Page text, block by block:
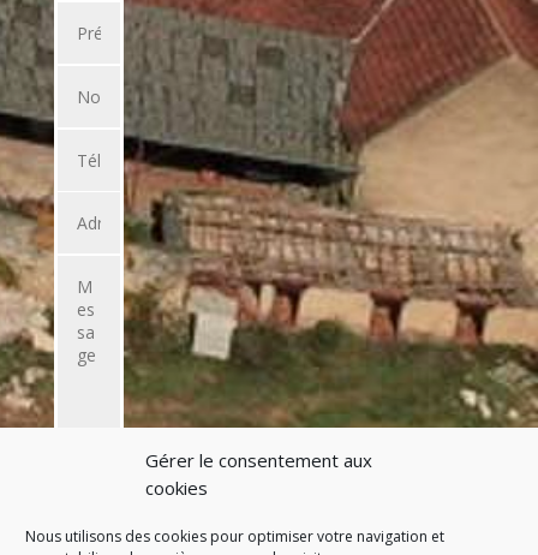
Gérer le consentement aux
cookies
Nous utilisons des cookies pour optimiser votre navigation et